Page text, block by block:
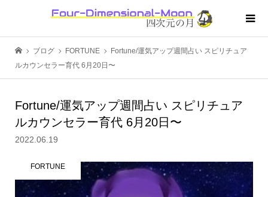
ブログ FORTUNE
Fortune/運気アップ週間占い スピリチュア
ルカウンセラー育代 6月20日〜
Fortune/運気アップ週間占い スピリチュア
ルカウンセラー育代 6月20日〜
2022.06.19
FORTUNE